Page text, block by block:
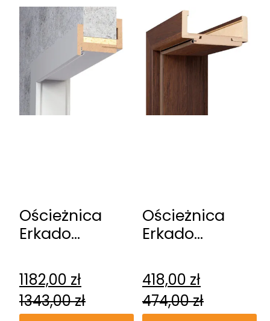
Ościeżnica
Erkado
1182,00 zł
1343,00zł
Ościeżnica
Erkado
przylgowa
418,00 zł
474,00zł